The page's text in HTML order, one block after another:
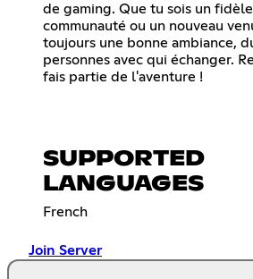
de gaming. Que tu sois un
communauté ou un nouveau
toujours une bonne ambiance,
personnes avec qui échanger.
fais partie de l'aventure !
SUPPORTED
LANGUAGES
French
Join Server